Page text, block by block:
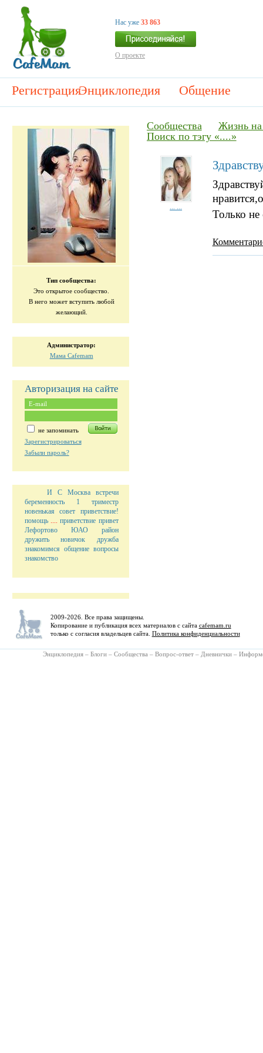
Нас уже 33 863
О проекте
РегистрацияЭнциклопедия Общение
Тип сообщества:
Это открытое сообщество.
В него может вступить любой
желающий.
Администратор:
Мама Cafemam
Авторизация на сайте
не запоминать
Зарегистрироваться
Забыли пароль?
И С
Москва встречи
беременность 1 триместр
новенькая
совет
приветствие!
помощь .... приветствие привет
Лефортово
ЮАО
район
дружить
новичок
дружба
знакомимся общение вопросы
знакомство
Сообщества
Жизнь
Поиск по тэгу «....»
Только не
2009-2026. Все права защищены.
Копирование и публикация всех материалов с сайта cafemam.ru
только с согласия владельцев сайта. Политика конфиденциальности
Энциклопедия – Блоги – Сообщества – Вопрос-ответ – Дневнички –